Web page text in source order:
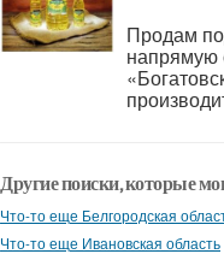
Продам
напрямую
Другие поиски, которые
Что-то еще Белгородская
Что-то еще Ивановская область